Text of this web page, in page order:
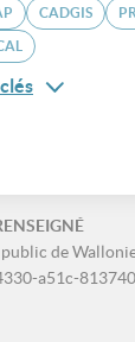
CADGIS
de
a51c-